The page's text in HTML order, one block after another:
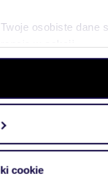
osobiste dane
możesz zmienić
i analizować ruch w
z naszej witryny,
te informacje z
cookie
1460